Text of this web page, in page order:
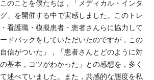
のことを僕たちは，「メディカル・インタ
」を開催する中で実感しました。このトレ
看護職・模擬患者・患者さんらに協力して
ドバックをしていただいたのですが，この
信がついた」，「患者さんとどのように対
基本，コツがわかった」との感想を，多く
述べていました。また，共感的な態度を私